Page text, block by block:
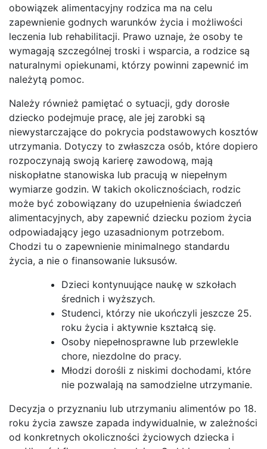
obowiązek alimentacyjny rodzica ma na celu
zapewnienie godnych warunków życia i możliwości
leczenia lub rehabilitacji. Prawo uznaje, że osoby te
wymagają szczególnej troski i wsparcia, a rodzice są
naturalnymi opiekunami, którzy powinni zapewnić im
należytą pomoc.
Należy również pamiętać o sytuacji, gdy dorosłe
dziecko podejmuje pracę, ale jej zarobki są
niewystarczające do pokrycia podstawowych kosztów
utrzymania. Dotyczy to zwłaszcza osób, które dopiero
rozpoczynają swoją karierę zawodową, mają
niskopłatne stanowiska lub pracują w niepełnym
wymiarze godzin. W takich okolicznościach, rodzic
może być zobowiązany do uzupełnienia świadczeń
alimentacyjnych, aby zapewnić dziecku poziom życia
odpowiadający jego uzasadnionym potrzebom.
Chodzi tu o zapewnienie minimalnego standardu
życia, a nie o finansowanie luksusów.
Dzieci kontynuujące naukę w szkołach
średnich i wyższych.
Studenci, którzy nie ukończyli jeszcze 25.
roku życia i aktywnie kształcą się.
Osoby niepełnosprawne lub przewlekle
chore, niezdolne do pracy.
Młodzi dorośli z niskimi dochodami, które
nie pozwalają na samodzielne utrzymanie.
Decyzja o przyznaniu lub utrzymaniu alimentów po 18.
roku życia zawsze zapada indywidualnie, w zależności
od konkretnych okoliczności życiowych dziecka i